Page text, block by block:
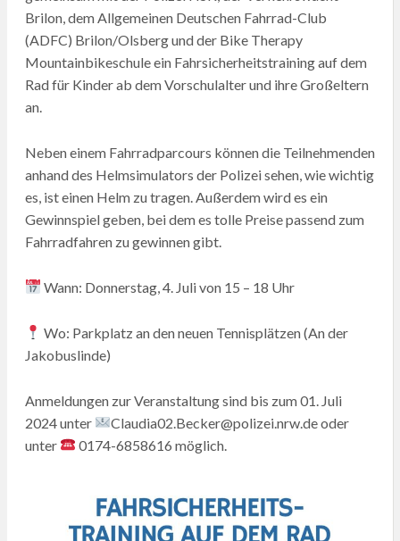
Brilon, dem Allgemeinen Deutschen Fahrrad-Club
(ADFC) Brilon/Olsberg und der Bike Therapy
Mountainbikeschule ein Fahrsicherheitstraining auf dem
Rad für Kinder ab dem Vorschulalter und ihre Großeltern
an.
Neben einem Fahrradparcours können die Teilnehmenden
anhand des Helmsimulators der Polizei sehen, wie wichtig
es, ist einen Helm zu tragen. Außerdem wird es ein
Gewinnspiel geben, bei dem es tolle Preise passend zum
Fahrradfahren zu gewinnen gibt.
Wann: Donnerstag, 4. Juli von 15 – 18 Uhr
Wo: Parkplatz an den neuen Tennisplätzen (An der
Jakobuslinde)
Anmeldungen zur Veranstaltung sind bis zum 01. Juli
2024 unter
Claudia02.Becker@polizei.nrw.de oder
unter
0174-6858616 möglich.